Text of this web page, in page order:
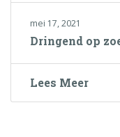
mei 17, 2021
Dringend op
Lees Meer